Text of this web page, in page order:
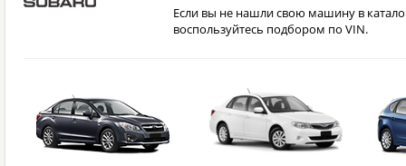
Если вы не нашли свою машину в
воспользуйтесь подбором по VIN.